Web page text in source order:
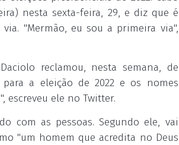
nesta sexta-feira, 29, e diz que é
"Mermão, eu sou a primeira via",
reclamou, nesta semana, de
a eleição de 2022 e os nomes
escreveu ele no Twitter.
com as pessoas. Segundo ele, vai
"um homem que acredita no Deus